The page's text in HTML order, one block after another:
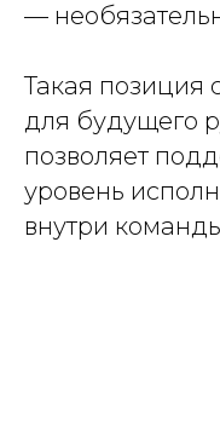
—
Такая позиция
для будущего
позволяет
уровень
внутри